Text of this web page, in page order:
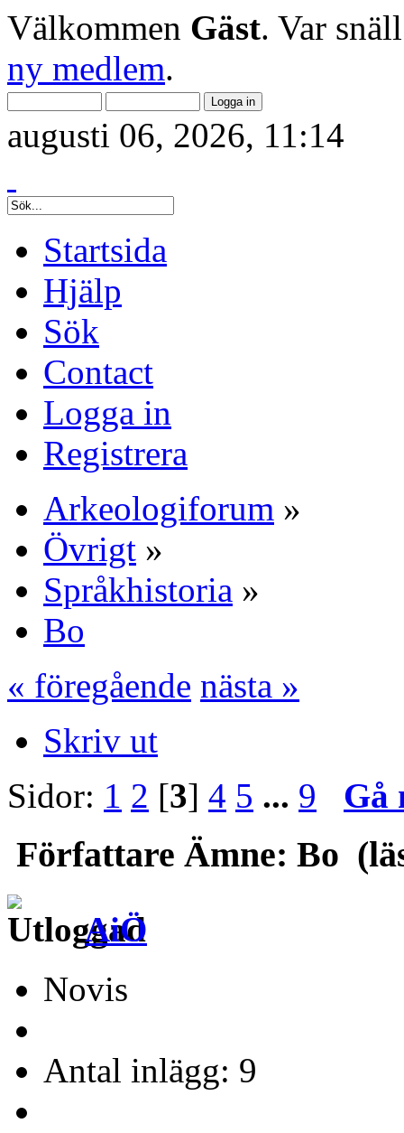
Välkommen Gäst. Var
ny medlem.
augusti 06, 2026, 11:14
Startsida
Hjälp
Sök
Contact
Logga in
Registrera
Arkeologiforum »
Övrigt »
Språkhistoria »
Bo
« föregående nästa »
Skriv ut
Sidor: 1 2 [3] 4 5 ... 9 Gå
Författare Ämne: Bo
AiÖ
Novis
Antal inlägg: 9